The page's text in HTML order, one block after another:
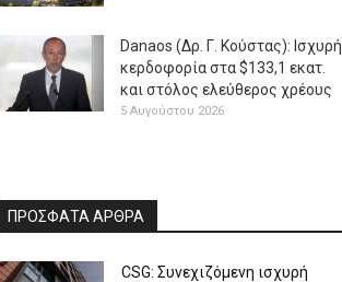
Danaos (Δρ. Γ. Κούστας): Ισχυρή
κερδοφορία στα $133,1 εκατ.
και στόλος ελεύθερος χρέους
5 Αυγούστου 2026
ΠΡΟΣΦΑΤΑ ΑΡΘΡΑ
CSG: Συνεχιζόμενη ισχυρή